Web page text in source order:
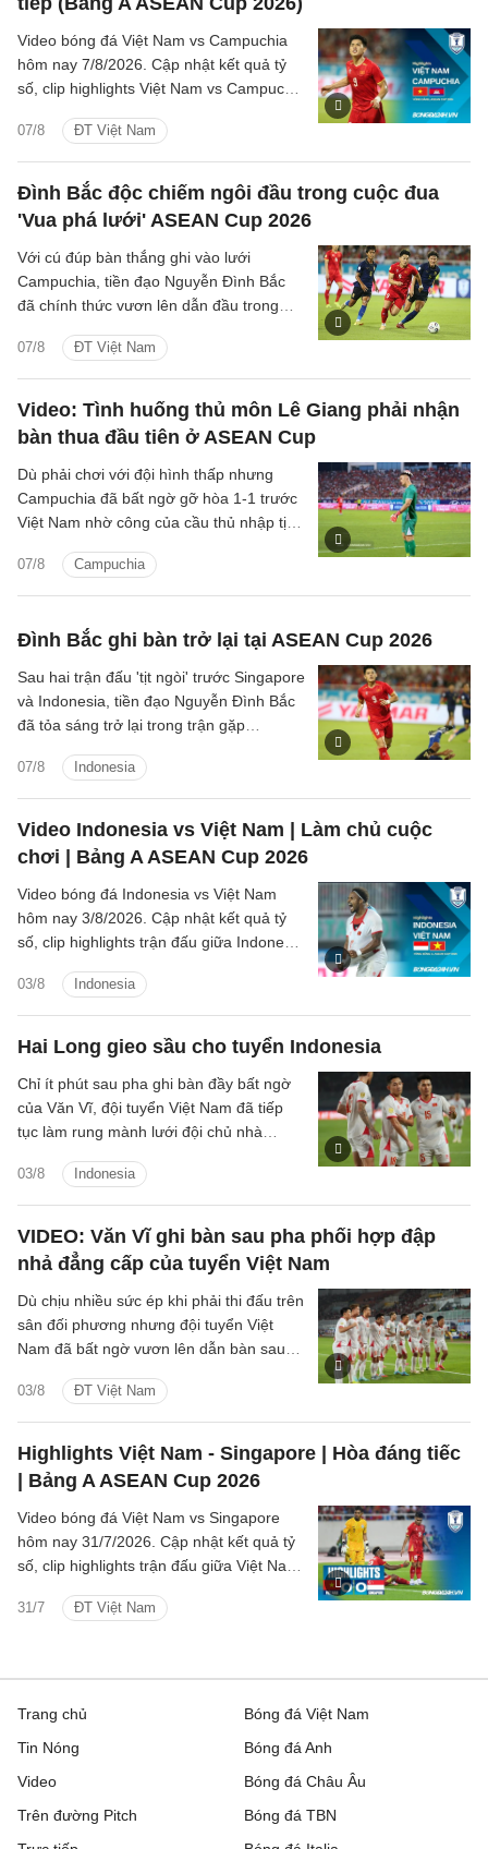
07/8 ĐT Việt Nam
Video bóng đá Việt Nam vs Campuchia
hôm nay 7/8/2026. Cập nhật kết quả tỷ
số, clip highlights Việt Nam vs Campuchia
huống trên sân.
Đình Bắc độc chiếm ngôi đầu trong cuộc đua
'Vua phá lưới' ASEAN Cup 2026
07/8 ĐT Việt Nam
Với cú đúp bàn thắng ghi vào lưới
Campuchia, tiền đạo Nguyễn Đình Bắc
đã chính thức vươn lên dẫn đầu trong
Video: Tình huống thủ môn Lê Giang phải nhận
bàn thua đầu tiên ở ASEAN Cup
07/8 Campuchia
Dù phải chơi với đội hình thấp nhưng
Campuchia đã bất ngờ gỡ hòa 1-1 trước
Việt Nam nhờ công của cầu thủ nhập tịch
Đình Bắc ghi bàn trở lại tại ASEAN Cup 2026
07/8 Indonesia
Sau hai trận đấu 'tịt ngòi' trước Singapore
và Indonesia, tiền đạo Nguyễn Đình Bắc
đã tỏa sáng trở lại trong trận gặp
Video Indonesia vs Việt Nam | Làm chủ cuộc
chơi | Bảng A ASEAN Cup 2026
03/8 Indonesia
Video bóng đá Indonesia vs Việt Nam
hôm nay 3/8/2026. Cập nhật kết quả tỷ
số, clip highlights trận đấu giữa Indonesia
Hai Long gieo sầu cho tuyển Indonesia
03/8 Indonesia
Chỉ ít phút sau pha ghi bàn đầy bất ngờ
của Văn Vĩ, đội tuyển Việt Nam đã tiếp
tục làm rung mành lưới đội chủ nhà
Nguyễn Hai Long.
VIDEO: Văn Vĩ ghi bàn sau pha phối hợp đập
nhả đẳng cấp của tuyển Việt Nam
03/8 ĐT Việt Nam
Dù chịu nhiều sức ép khi phải thi đấu trên
sân đối phương nhưng đội tuyển Việt
Nam đã bất ngờ vươn lên dẫn bàn sau
Vĩ.
Highlights Việt Nam - Singapore | Hòa đáng tiếc
| Bảng A ASEAN Cup 2026
31/7 ĐT Việt Nam
Video bóng đá Việt Nam vs Singapore
hôm nay 31/7/2026. Cập nhật kết quả tỷ
số, clip highlights trận đấu giữa Việt Nam
Trang chủ
Tin Nóng
Video
Trên đường Pitch
Bóng đá Việt Nam
Bóng đá Anh
Bóng đá Châu Âu
Bóng đá TBN